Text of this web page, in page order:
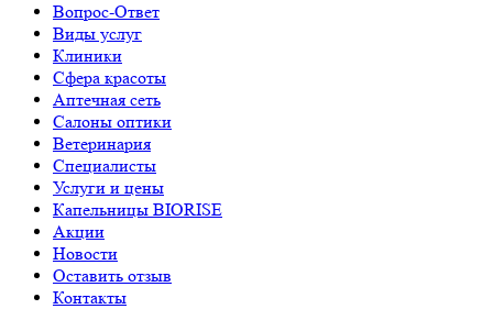
Вопрос-Ответ
Виды услуг
Клиники
Сфера красоты
Аптечная сеть
Салоны оптики
Ветеринария
Специалисты
Услуги и цены
Капельницы BIORISE
Акции
Новости
Оставить отзыв
Контакты